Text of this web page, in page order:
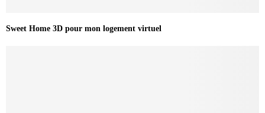
Sweet Home 3D pour mon logement virtuel